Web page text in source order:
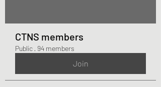
CTNS members
Public · 94 members
Join